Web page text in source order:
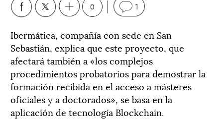
0 1
Ibermática, compañía con sede en San
Sebastián, explica que este proyecto, que
afectará también a «los complejos
procedimientos probatorios para demostrar la
formación recibida en el acceso a másteres
oficiales y a doctorados», se basa en la
aplicación de tecnología Blockchain.